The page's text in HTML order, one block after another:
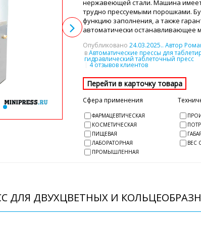
нержавеющей стали. Машина
трудно прессуемыми порошками.
функцию заполнения, а также
автоматически останавливающее
Опубликовано 24.03.2025.. Автор
вАвтоматические прессы для
гидравлический таблеточный пресс
4 отзывов клиентов
Сфера применения
ФАРМАЦЕВТИЧЕСКАЯ
КОСМЕТИЧЕСКАЯ
ПИЩЕВАЯ
ЛАБОРАТОРНАЯ
ПРОМЫШЛЕННАЯ
ВЕС
ДЛЯ ДВУХЦВЕТНЫХ И